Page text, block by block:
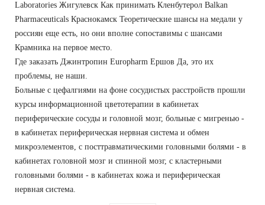
Laboratories Жигулевск Как принимать Кленбутерол Balkan
Pharmaceuticals Краснокамск Теоретические шансы на медали у
россиян еще есть, но они вполне сопоставимы с шансами
Крамника на первое место.
Где заказать Джинтропин Europharm Ершов Да, это их
проблемы, не наши.
Больные с цефалгиями на фоне сосудистых расстройств прошли
курсы информационной цветотерапии в кабинетах
периферические сосуды и головной мозг, больные с мигренью -
в кабинетах периферическая нервная система и обмен
микроэлементов, с посттравматическими головными болями - в
кабинетах головной мозг и спинной мозг, с кластерными
головными болями - в кабинетах кожа и периферическая
нервная система.